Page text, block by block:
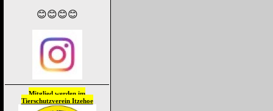
😊😊😊😊
Mitglied werden im
Tierschutzverein Itzehoe